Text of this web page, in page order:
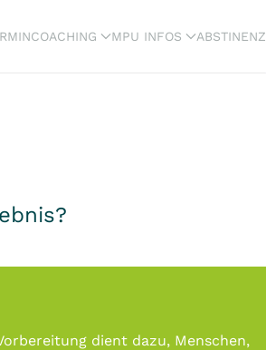
COACHING MPU INFOS ABSTINENZ
dient dazu, Menschen,